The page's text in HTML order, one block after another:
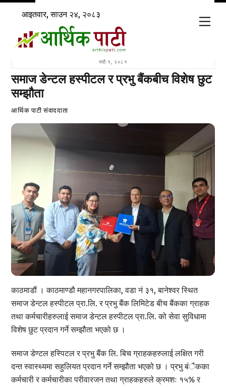
Skip
content
आइतवार, साउन २४, २०८३
भदौ १, २०८१
समाज डेन्टल हस्पीटल र प्रभु बैंकबीच विशेष छुट
सम्झौता
आर्थिक पाटी संवाददाता
काठमाडौं । काठमाण्डौ महानगरपालिका, वडा नं ३१, बानेश्वर स्थित
समाज डेन्टल हस्पीटल प्रा.लि. र प्रभु बैंक लिमिटेड बीच बैंकका ग्राहक
तथा कर्मचारीहरुलाई समाज डेन्टल हस्पीटल प्रा.लि. को सेवा सुविधामा
विशेष छुट प्रदान गर्ने सम्झौता भएको छ ।
समाज डेण्टल हस्पिटल र प्रभु बैंक लि. बिच ग्राहकहरुलाई लक्षित गरी
दन्त स्वास्थ्यमा सहुलियत प्रदान गर्ने सम्झौता भएको छ । प्रभु बंैकका
कर्मचारी र कर्मचारीका परीवारजन तथा ग्राहकहरुले क्रमशः १५% र